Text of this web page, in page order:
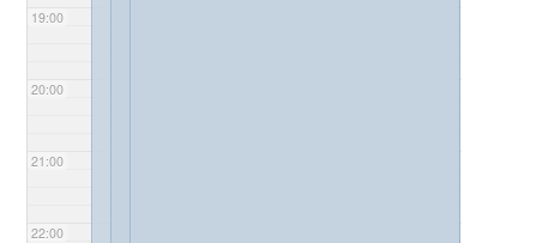
19:00
20:00
21:00
22:00